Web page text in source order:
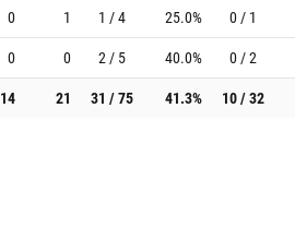
0 1 1 / 4 25.0% 0 / 1
0 0 2 / 5 40.0% 0 / 2
14 21 31 / 75 41.3% 10 / 32